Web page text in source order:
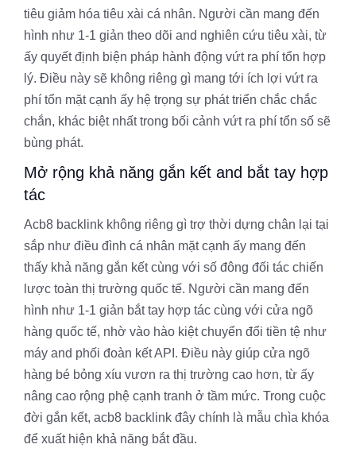
tiêu giảm hóa tiêu xài cá nhân. Người cần mang đến
hình như 1-1 giản theo dõi and nghiên cứu tiêu xài, từ
ấy quyết định biện pháp hành động vứt ra phí tổn hợp
lý. Điều này sẽ không riêng gì mang tới ích lợi vứt ra
phí tổn mặt cạnh ấy hệ trọng sự phát triển chắc chắc
chắn, khác biệt nhất trong bối cảnh vứt ra phí tổn số sẽ
bùng phát.
Mở rộng khả năng gắn kết and bắt tay hợp
tác
Acb8 backlink không riêng gì trợ thời dựng chân lại tại
sắp như điều đình cá nhân mặt cạnh ấy mang đến
thấy khả năng gắn kết cùng với số đông đối tác chiến
lược toàn thị trường quốc tế. Người cần mang đến
hình như 1-1 giản bắt tay hợp tác cùng với cửa ngõ
hàng quốc tế, nhờ vào hào kiệt chuyển đổi tiền tệ như
máy and phối đoàn kết API. Điều này giúp cửa ngõ
hàng bé bỏng xíu vươn ra thị trường cao hơn, từ ấy
nâng cao rộng phệ cạnh tranh ở tầm mức. Trong cuộc
đời gắn kết, acb8 backlink đây chính là mẫu chìa khóa
để xuất hiện khả năng bắt đầu.